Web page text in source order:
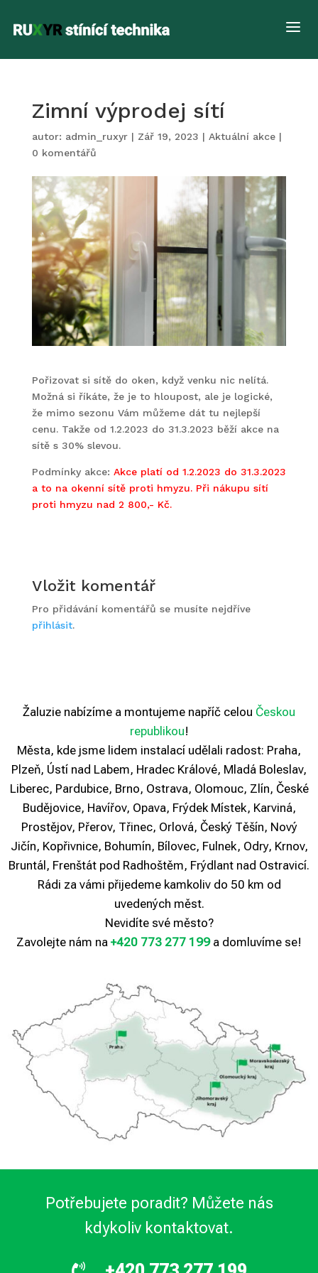
a
Zimní výprodej sítí
autor: admin_ruxyr| Zář 19, 2023 | Aktuální akce|
0 komentářů
Pořizovat si sítě do oken, když venku nic nelítá.
Možná si říkáte, že je to hloupost, ale je logické,
že mimo sezonu Vám můžeme dát tu nejlepší
cenu. Takže od 1.2.2023 do 31.3.2023 běží akce na
sítě s 30% slevou.
Podmínky akce: Akce platí od 1.2.2023 do 31.3.2023
a to na okenní sítě proti hmyzu. Při nákupu sítí
proti hmyzu nad 2 800,- Kč.
Vložit komentář
Pro přidávání komentářů se musíte nejdříve
přihlásit.
Žaluzie nabízíme a montujeme napříč celou Českou
republikou!
Města, kde jsme lidem instalací udělali radost: Praha,
Plzeň, Ústí nad Labem, Hradec Králové, Mladá Boleslav,
Liberec, Pardubice, Brno, Ostrava, Olomouc, Zlín, České
Budějovice, Havířov, Opava, Frýdek Místek, Karviná,
Prostějov, Přerov, Třinec, Orlová, Český Těšín, Nový
Jičín, Kopřivnice, Bohumín, Bílovec, Fulnek, Odry, Krnov,
Bruntál, Frenštát pod Radhoštěm, Frýdlant nad Ostravicí.
Rádi za vámi přijedeme kamkoliv do 50 km od
uvedených měst.
Nevidíte své město?
Zavolejte nám na +420 773 277 199a domluvíme se!
Potřebujete poradit? Můžete nás
kdykoliv kontaktovat.